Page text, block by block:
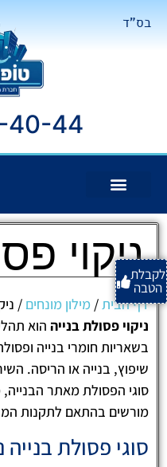
בס"ד
40-44
לקבלת
הטבה
ניקוי
דף הבית/ מילון מונחים /
ניקוי פסולת בנייה הוא
בשאריות חומרי בנייה
שיפוץ, בנייה או הריסה.
סוגי הפסולת מאתר
מורשים בהתאם לתקנות
סוגי פסולת בנייה